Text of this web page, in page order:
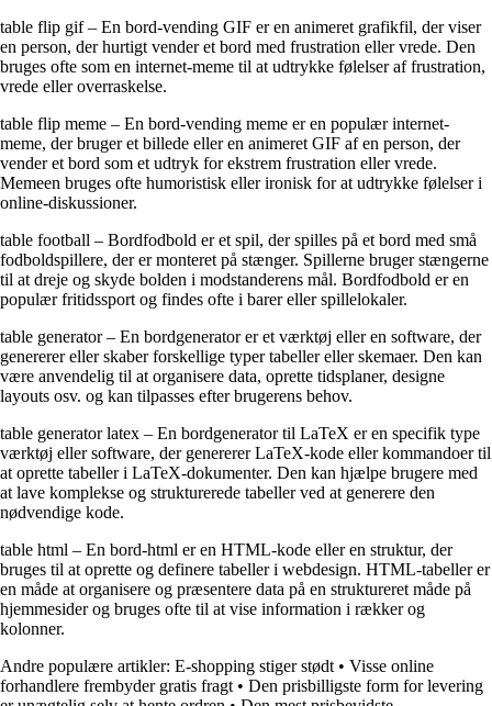
table flip gif – En bord-vending GIF er en animeret grafikfil, der viser
en person, der hurtigt vender et bord med frustration eller vrede. Den
bruges ofte som en internet-meme til at udtrykke følelser af frustration,
vrede eller overraskelse.
table flip meme – En bord-vending meme er en populær internet-
meme, der bruger et billede eller en animeret GIF af en person, der
vender et bord som et udtryk for ekstrem frustration eller vrede.
Memeen bruges ofte humoristisk eller ironisk for at udtrykke følelser i
online-diskussioner.
table football – Bordfodbold er et spil, der spilles på et bord med små
fodboldspillere, der er monteret på stænger. Spillerne bruger stængerne
til at dreje og skyde bolden i modstanderens mål. Bordfodbold er en
populær fritidssport og findes ofte i barer eller spillelokaler.
table generator – En bordgenerator er et værktøj eller en software, der
genererer eller skaber forskellige typer tabeller eller skemaer. Den kan
være anvendelig til at organisere data, oprette tidsplaner, designe
layouts osv. og kan tilpasses efter brugerens behov.
table generator latex – En bordgenerator til LaTeX er en specifik type
værktøj eller software, der genererer LaTeX-kode eller kommandoer til
at oprette tabeller i LaTeX-dokumenter. Den kan hjælpe brugere med
at lave komplekse og strukturerede tabeller ved at generere den
nødvendige kode.
table html – En bord-html er en HTML-kode eller en struktur, der
bruges til at oprette og definere tabeller i webdesign. HTML-tabeller er
en måde at organisere og præsentere data på en struktureret måde på
hjemmesider og bruges ofte til at vise information i rækker og
kolonner.
Andre populære artikler: E-shopping stiger stødt • Visse online
forhandlere frembyder gratis fragt • Den prisbilligste form for levering